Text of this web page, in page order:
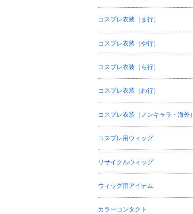
コスプレ衣装（ま行）
コスプレ衣装（や行）
コスプレ衣装（ら行）
コスプレ衣装（わ行）
コスプレ衣装（ノンキャラ・海外）
コスプレ用ウィッグ
リサイクルウィッグ
ウィッグ用アイテム
カラーコンタクト